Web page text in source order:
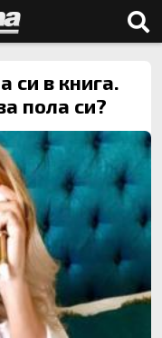
си в книга.
пола си?